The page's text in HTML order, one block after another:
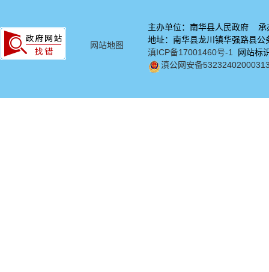
网站地图
主办单位：南华县人民政府 承
地址：南华县龙川镇华强路
滇ICP备17001460号-1
网站标
滇公网安备